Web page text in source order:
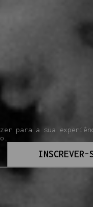
para a sua
INSCREVER-